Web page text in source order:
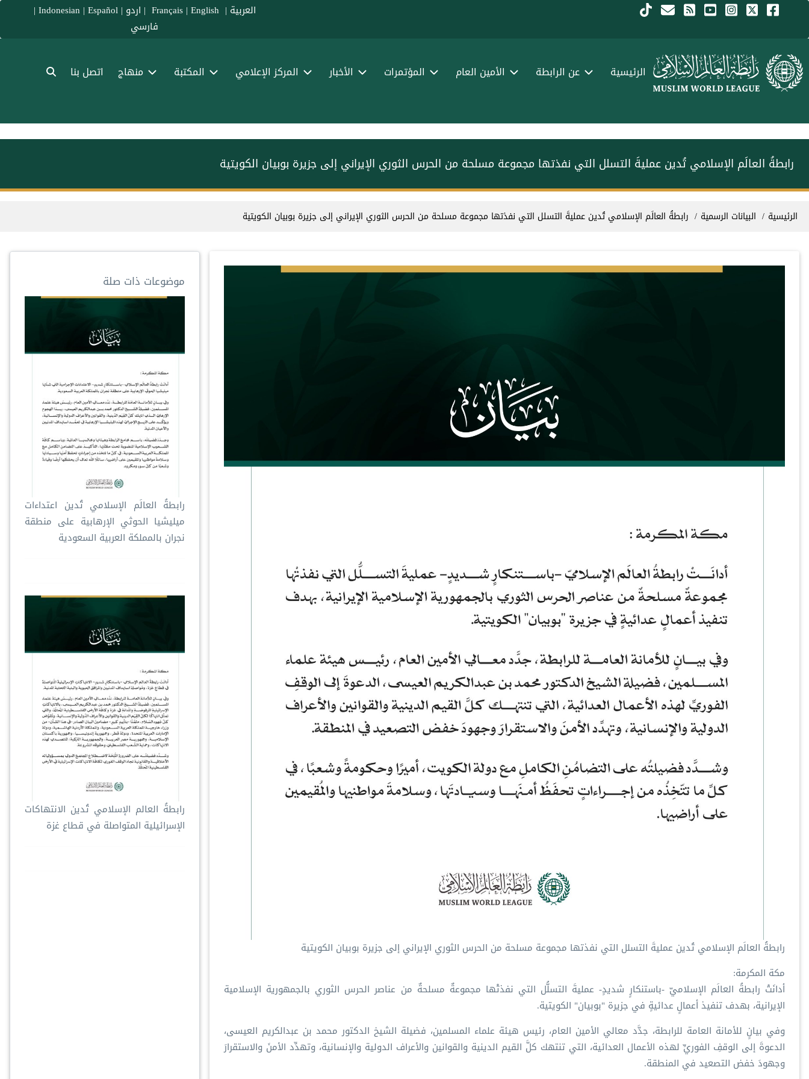
تجاوز إلى المحتوى الرئيسي العربية |
Français
| English
| اردو |
Indonesian | Español
|
فارسي
Menu Arabic الرئيسية عن الرابطة الأمين العام المؤتمرات الأخبار المركز الإعلامي المكتبة منهاج اتصل بنا
رابطةُ العالَم الإسلامي تُدين عمليةَ التسلل التي نفذتها مجموعة مسلحة من الحرس الثوري الإيراني إلى جزيرة بوبيان الكويتية
مسار التنقل
الرئيسية البيانات الرسمية رابطةُ العالَم الإسلامي تُدين عمليةَ التسلل التي نفذتها مجموعة مسلحة من الحرس الثوري الإيراني إلى جزيرة بوبيان الكويتية
رابطةُ العالَم الإسلامي تُدين عمليةَ التسلل التي نفذتها مجموعة مسلحة من الحرس الثوري الإيراني إلى جزيرة بوبيان الكويتية
مكة المكرمة:
أدانَتْ رابطةُ العالَم الإسلاميّ -باستنكارٍ شديدٍ- عمليةَ التسلُّل التي نفذتْها مجموعةٌ مسلحةٌ من عناصر الحرس الثوري بالجمهورية الإسلامية
الإيرانية، بهدف تنفيذ أعمالٍ عدائيةٍ في جزيرة "بوبيان" الكويتية.
وفي بيانٍ للأمانة العامة للرابطة، جدَّد معالي الأمين العام، رئيس هيئة علماء المسلمين، فضيلة الشيخ الدكتور محمد بن عبدالكريم العيسى،
الدعوةَ إلى الوقفِ الفوريِّ لهذه الأعمال العدائية، التي تنتهك كلَّ القيم الدينية والقوانين والأعراف الدولية والإنسانية، وتهدِّد الأمنَ والاستقرارَ
وجهودَ خفض التصعيد في المنطقة.
موضوعات ذات صلة
رابطةُ العالَم الإسلامي تُدين اعتداءات
ميليشيا الحوثي الإرهابية على منطقة
نجران بالمملكة العربية السعودية
رابطةُ العالم الإسلامي تُدين الانتهاكات
الإسرائيلية المتواصلة في قطاع غزة